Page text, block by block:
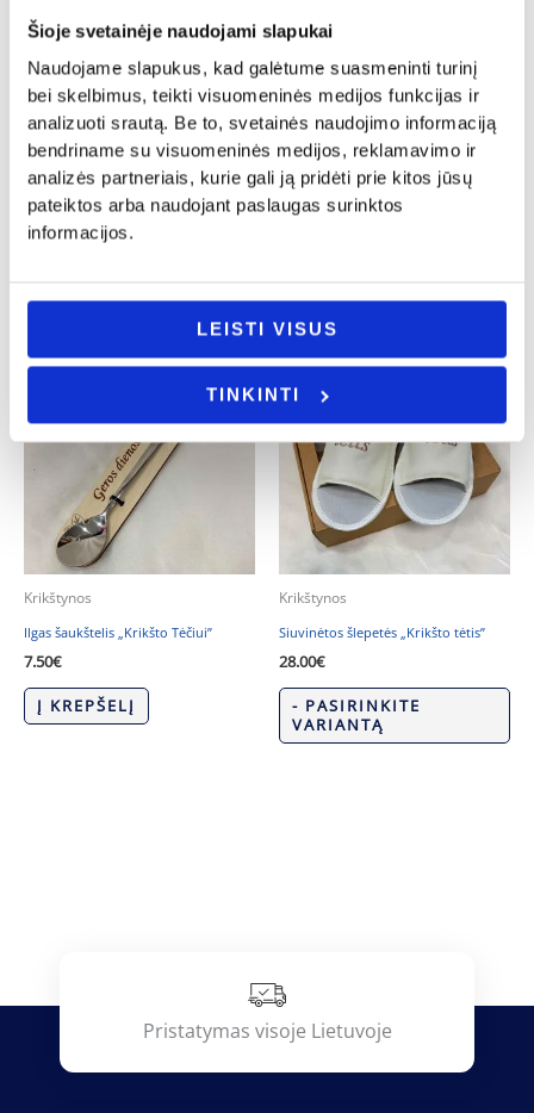
Šioje svetainėje naudojami slapukai
Naudojame slapukus, kad galėtume suasmeninti turinį
bei skelbimus, teikti visuomeninės medijos funkcijas ir
analizuoti srautą. Be to, svetainės naudojimo informaciją
bendriname su visuomeninės medijos, reklamavimo ir
analizės partneriais, kurie gali ją pridėti prie kitos jūsų
pateiktos arba naudojant paslaugas surinktos
informacijos.
LEISTI VISUS
TINKINTI
Krikštynos
Kostiumėlis berniukui „Kristupas”
22.00€
- PASIRINKITE
VARIANTĄ
Krikštynos
Siuvinėtas rankšluostis „Krikšto
tėveliui”
14.00 €
Krikštynos
Ilgas šaukštelis „Krikšto Tėčiui”
7.50€
Į KREPŠELĮ
Krikštynos
Siuvinėtos šlepetės „Krikšto tėtis”
28.00€
- PASIRINKITE
VARIANTĄ
Pristatymas visoje Lietuvoje